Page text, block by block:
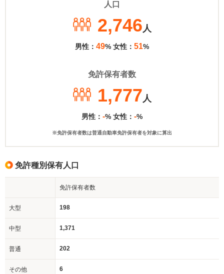
人口
2,746人
男性： 49% 女性： 51%
免許保有者数
1,777人
男性： -% 女性： -%
※免許保有者数は普通自動車免許保有者を対象に算出
免許種別保有人口
免許保有者数
大型 198
中型 1,371
普通 202
その他 6